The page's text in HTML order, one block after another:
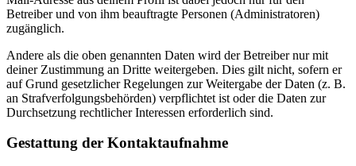
Betreiber und von ihm beauftragte Personen (Administratoren)
zugänglich.
Andere als die oben genannten Daten wird der Betreiber nur mit
deiner Zustimmung an Dritte weitergeben. Dies gilt nicht, sofern er
auf Grund gesetzlicher Regelungen zur Weitergabe der Daten (z. B.
an Strafverfolgungsbehörden) verpflichtet ist oder die Daten zur
Durchsetzung rechtlicher Interessen erforderlich sind.
Gestattung der Kontaktaufnahme